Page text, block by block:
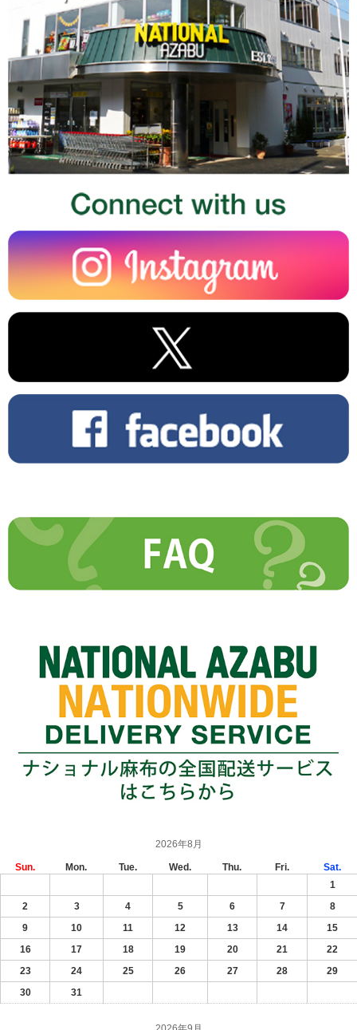
2026年8月
Sun. Mon. Tue. Wed. Thu. Fri.
Sat.
1
2
3 4 5 6 7
8
9
10 11 12 13 14
15
16
17 18 19 20 21
22
23
24 25 26 27 28
29
30
31